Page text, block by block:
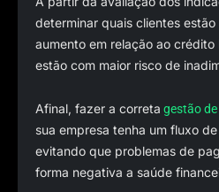
determinar quais clientes
aumento em relação ao
estão com maior risco de
Afinal, fazer a correta gestão
sua empresa tenha um fluxo
evitando que problemas de
forma negativa a saúde